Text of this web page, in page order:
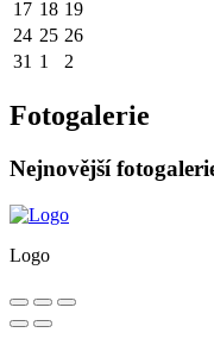
17 18 19
24 25 26
31 1 2
Fotogalerie
Nejnovější
Logo